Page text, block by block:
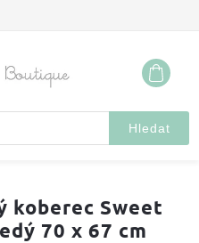
Hledat
koberec Sweet
70 x 67 cm